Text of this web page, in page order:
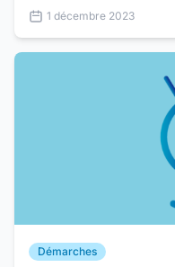
European Computer
est...
1 décembre 2023
Démarches